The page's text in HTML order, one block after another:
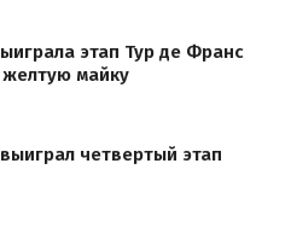
этап Тур де Франс
майку
четвертый этап